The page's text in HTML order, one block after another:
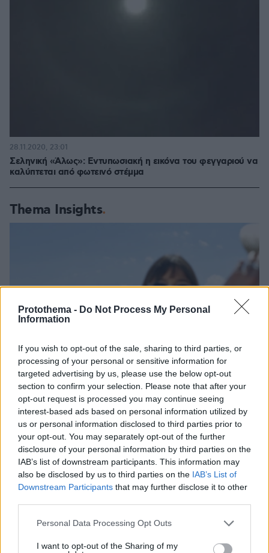
Protothema - Do Not Process My Personal
Information
If you wish to opt-out of the sale, sharing to third parties, or
processing of your personal or sensitive information for
targeted advertising by us, please use the below opt-out
section to confirm your selection. Please note that after your
opt-out request is processed you may continue seeing
interest-based ads based on personal information utilized by
us or personal information disclosed to third parties prior to
your opt-out. You may separately opt-out of the further
disclosure of your personal information by third parties on the
IAB’s list of downstream participants. This information may
also be disclosed by us to third parties on the IAB’s List of
Downstream Participants that may further disclose it to other
Please note that this website/app uses one or more Google
not limited to your visit or usage behaviour. You may click to
Personal Data Processing Opt Outs
I want to opt-out of the Sharing of my
Σεληνική «Άλως»: Εντυπωσιακή η εικόνα του φεγγαριού να
καλύπτεται από φωτεινό στέμμα
28.11.2020, 23:01
Thema Insights
06.08.2026, 10:52
H Kaizen Gaming στο Παγκόσμιο Kύπελλο: Μία
διοργάνωση, δώδεκα πόλεις, χιλιάδες κοινές στιγμές
05.08.2026, 08:38